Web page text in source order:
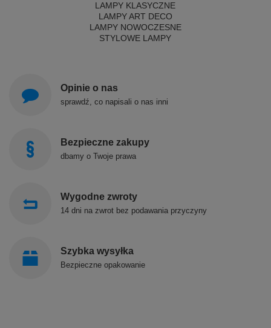
LAMPY KLASYCZNE
LAMPY ART DECO
LAMPY NOWOCZESNE
STYLOWE LAMPY
Opinie o nas
sprawdź, co napisali o nas inni
Bezpieczne zakupy
dbamy o Twoje prawa
Wygodne zwroty
14 dni na zwrot bez podawania przyczyny
Szybka wysyłka
Bezpieczne opakowanie